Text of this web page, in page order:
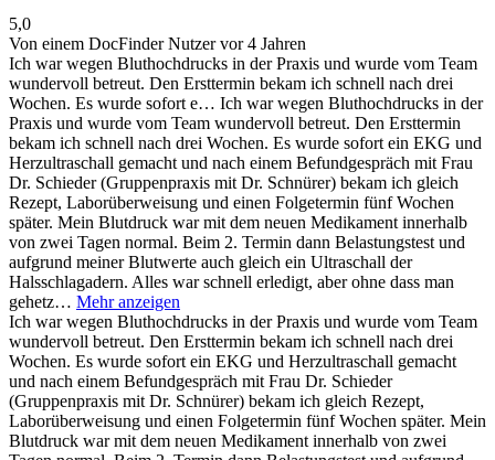
5,0
Von einem DocFinder Nutzervor 4 Jahren
Ich war wegen Bluthochdrucks in der Praxis und wurde vom Team
wundervoll betreut. Den Ersttermin bekam ich schnell nach drei
Wochen. Es wurde sofort e… Ich war wegen Bluthochdrucks in der
Praxis und wurde vom Team wundervoll betreut. Den Ersttermin
bekam ich schnell nach drei Wochen. Es wurde sofort ein EKG und
Herzultraschall gemacht und nach einem Befundgespräch mit Frau
Dr. Schieder (Gruppenpraxis mit Dr. Schnürer) bekam ich gleich
Rezept, Laborüberweisung und einen Folgetermin fünf Wochen
später. Mein Blutdruck war mit dem neuen Medikament innerhalb
von zwei Tagen normal. Beim 2. Termin dann Belastungstest und
aufgrund meiner Blutwerte auch gleich ein Ultraschall der
Halsschlagadern. Alles war schnell erledigt, aber ohne dass man
gehetz… Mehr anzeigen
Ich war wegen Bluthochdrucks in der Praxis und wurde vom Team
wundervoll betreut. Den Ersttermin bekam ich schnell nach drei
Wochen. Es wurde sofort ein EKG und Herzultraschall gemacht
und nach einem Befundgespräch mit Frau Dr. Schieder
(Gruppenpraxis mit Dr. Schnürer) bekam ich gleich Rezept,
Laborüberweisung und einen Folgetermin fünf Wochen später. Mein
Blutdruck war mit dem neuen Medikament innerhalb von zwei